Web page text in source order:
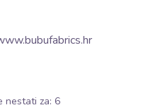
nestati za: 5